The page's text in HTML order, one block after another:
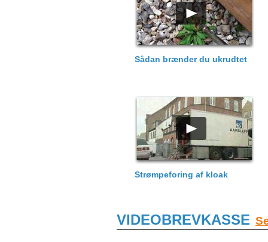
Sådan brænder du ukrudtet
Strømpeforing af kloak
VIDEOBREVKASSE